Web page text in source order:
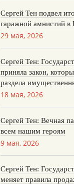
Сергей Тен подвел
гаражной амнистий в
29 мая, 2026
Сергей Тен:
приняла закон,
раздела
18 мая, 2026
Сергей Тен: Вечная
всем нашим героям
9 мая, 2026
Сергей Тен:
меняет правила